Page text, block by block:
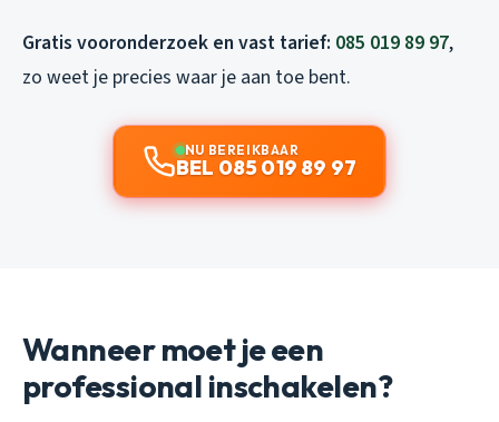
Gratis vooronderzoek en vast tarief: 085 019 89 97,
zo weet je precies waar je aan toe bent.
NU BEREIKBAAR
BEL 085 019 89 97
Wanneer moet je een
professional inschakelen?